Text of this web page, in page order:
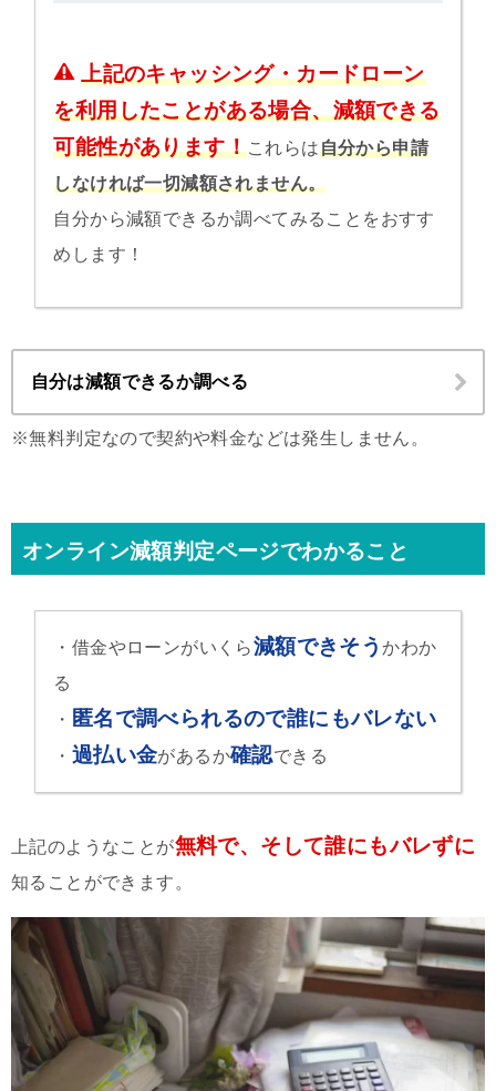
上記のキャッシング・カードローン
を利用したことがある場合、減額できる
可能性があります！これらは自分から申請
しなければ一切減額されません。
自分から減額できるか調べてみることをおすす
めします！
自分は減額できるか調べる
※無料判定なので契約や料金などは発生しません。
オンライン減額判定ページでわかること
・借金やローンがいくら減額できそうかわか
る
・ 匿名で調べられるので誰にもバレない
・ 過払い金があるか確認できる
上記のようなことが無料で、そして誰にもバレずに
知ることができます。